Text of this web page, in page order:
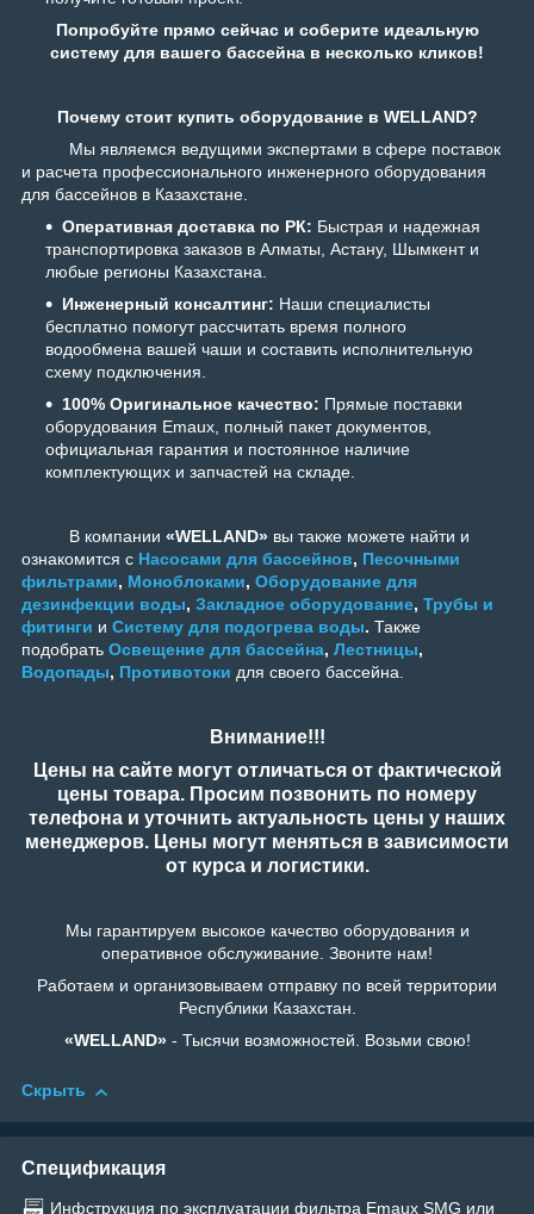
Попробуйте прямо сейчас и соберите идеальную
систему для вашего бассейна в несколько кликов!
Почему стоит купить оборудование в WELLAND?
Мы являемся ведущими экспертами в сфере поставок
и расчета профессионального инженерного оборудования
для бассейнов в Казахстане.
Оперативная доставка по РК: Быстрая и надежная
транспортировка заказов в Алматы, Астану, Шымкент и
любые регионы Казахстана.
Инженерный консалтинг: Наши специалисты
бесплатно помогут рассчитать время полного
водообмена вашей чаши и составить исполнительную
схему подключения.
100% Оригинальное качество: Прямые поставки
оборудования Emaux, полный пакет документов,
официальная гарантия и постоянное наличие
комплектующих и запчастей на складе.
В компании «WELLAND» вы также можете найти и
ознакомится с Насосами для бассейнов, Песочными
фильтрами, Моноблоками, Оборудование для
дезинфекции воды, Закладное оборудование, Трубы и
фитинги и Систему для подогрева воды. Также
подобрать Освещение для бассейна, Лестницы,
Водопады, Противотоки для своего бассейна.
Внимание!!!
Цены на сайте могут отличаться от фактической
цены товара. Просим позвонить по номеру
телефона и уточнить актуальность цены у наших
менеджеров. Цены могут меняться в зависимости
от курса и логистики.
Мы гарантируем высокое качество оборудования и
оперативное обслуживание. Звоните нам!
Работаем и организовываем отправку по всей территории
Республики Казахстан.
«WELLAND»- Тысячи возможностей. Возьми свою!
Скрыть
Спецификация
Инфструкция по эксплуатации фильтра Emaux SMG или